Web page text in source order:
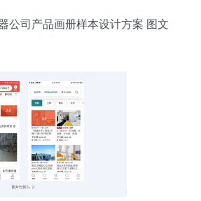
公司产品画册样本设计方案 图文